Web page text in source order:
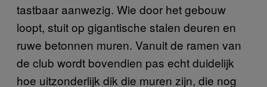
tastbaar aanwezig. Wie door het gebouw
loopt, stuit op gigantische stalen deuren en
ruwe betonnen muren. Vanuit de ramen van
de club wordt bovendien pas echt duidelijk
hoe uitzonderlijk dik die muren zijn, die nog